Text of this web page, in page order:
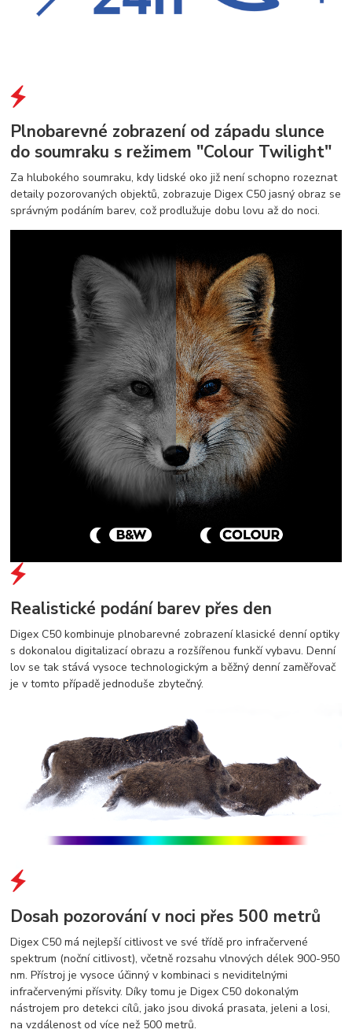
Plnobarevné zobrazení od západu slunce
do soumraku s režimem "Colour Twilight"
Za hlubokého soumraku, kdy lidské oko již není schopno rozeznat
detaily pozorovaných objektů, zobrazuje Digex C50 jasný obraz se
správným podáním barev, což prodlužuje dobu lovu až do noci.
Realistické podání barev přes den
Digex C50 kombinuje plnobarevné zobrazení klasické denní optiky
s dokonalou digitalizací obrazu a rozšířenou funkčí vybavu. Denní
lov se tak stává vysoce technologickým a běžný denní zaměřovač
je v tomto případě jednoduše zbytečný.
Dosah pozorování v noci přes 500 metrů
Digex C50 má nejlepší citlivost ve své třídě pro infračervené
spektrum (noční citlivost), včetně rozsahu vlnových délek 900-950
nm. Přístroj je vysoce účinný v kombinaci s neviditelnými
infračervenými přísvity. Díky tomu je Digex C50 dokonalým
nástrojem pro detekci cílů, jako jsou divoká prasata, jeleni a losi,
na vzdálenost od více než 500 metrů.